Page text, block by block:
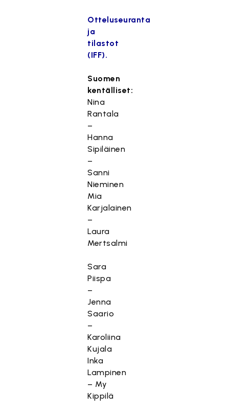
Otteluseuranta
ja
tilastot
(IFF).
Suomen
kentälliset:
Nina
Rantala
–
Hanna
Sipiläinen
–
Sanni
Nieminen
Mia
Karjalainen
–
Laura
Mertsalmi
Sara
Piispa
–
Jenna
Saario
–
Karoliina
Kujala
Inka
Lampinen
– My
Kippilä